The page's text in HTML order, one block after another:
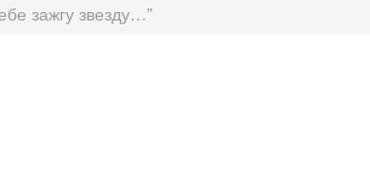
зажгу звезду…”